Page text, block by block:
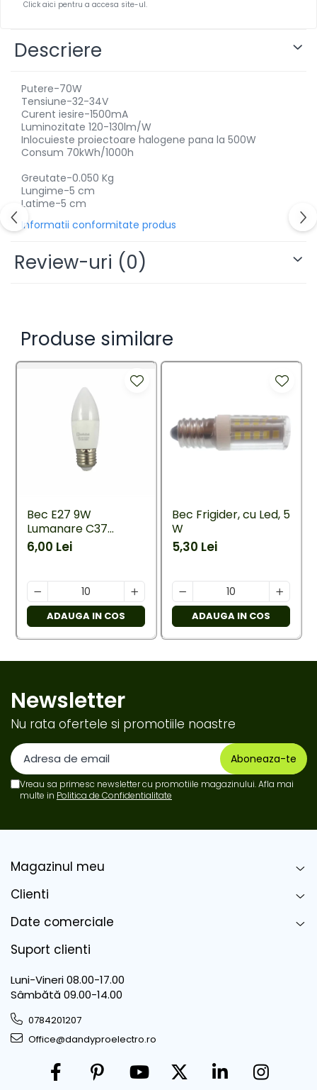
Click aici pentru a accesa site-ul.
Descriere
Putere-70W
Tensiune-32-34V
Curent iesire-1500mA
Luminozitate 120-130lm/W
Inlocuieste proiectoare halogene pana la 500W
Consum 70kWh/1000h
Greutate-0.050 Kg
Lungime-5 cm
Latime-5 cm
Informatii conformitate produs
Review-uri (0)
Produse similare
Bec E27 9W
Lumanare C37
Ecoled 6400K
6,00 Lei
ADAUGA IN COS
Bec Frigider, cu Led, 5
W
5,30 Lei
ADAUGA IN COS
Newsletter
Nu rata ofertele si promotiile noastre
Vreau sa primesc newsletter cu promotiile magazinului. Afla mai
multe in Politica de Confidentialitate
Magazinul meu
Clienti
Date comerciale
Suport clienti
Luni-Vineri 08.00-17.00
Sâmbătă 09.00-14.00
0784201207
Office@dandyproelectro.ro